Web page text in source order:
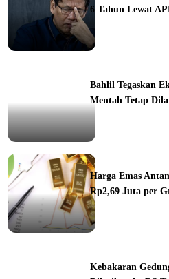
6 Tahun Lewat
Bahlil Tegaskan
Mentah Tetap
Harga Emas
Rp2,69 Juta per
Kebakaran